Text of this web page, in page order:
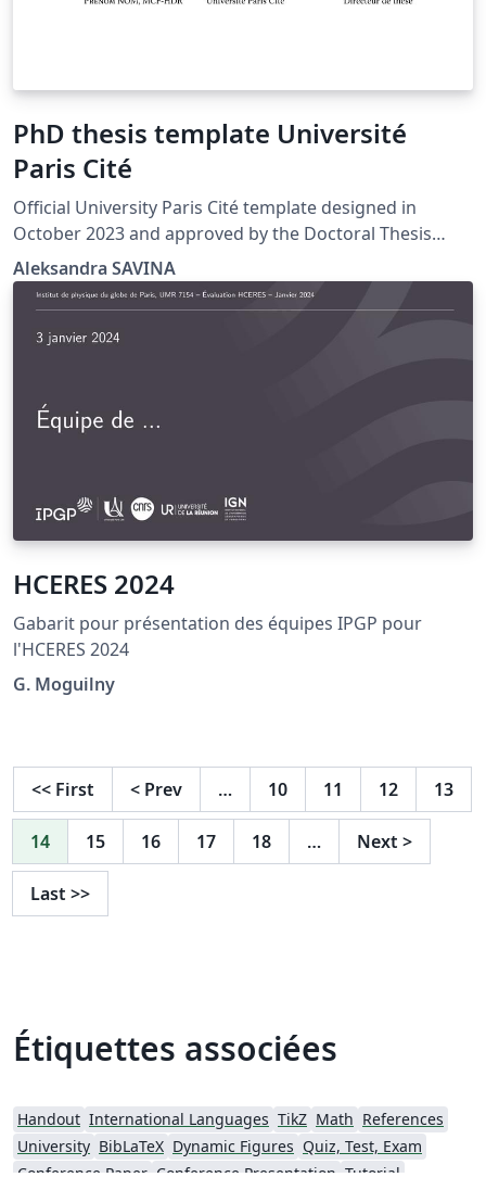
PhD thesis template Université
Paris Cité
Official University Paris Cité template designed in
October 2023 and approved by the Doctoral Thesis
Coordination. This model is based on my thesis and has
been adapted to meet the University's criteria. This
model will soon be published by the Université Paris-
Saclay administration on the official website (link to
Aleksandra SAVINA
HCERES 2024
Gabarit pour présentation des équipes IPGP pour
l'HCERES 2024
G. Moguilny
<< First < Prev … 10 11 12 13
14 15 16 17 18 … Next >
Last >>
Étiquettes associées
Handout International Languages TikZ Math References
University BibLaTeX Dynamic Figures Quiz, Test, Exam
Conference Paper Conference Presentation Tutorial